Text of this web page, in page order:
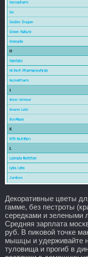
Декоративные цветы
гамме, без пестроты
середками и зелеными
Средняя зарплата
руб. В пиковой точке
мышцы и удерживайте
туловища и прогиб в